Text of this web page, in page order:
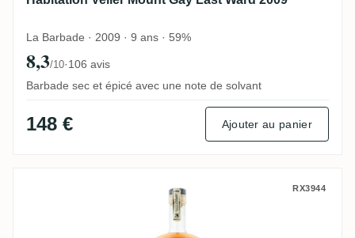
La Barbade · 2009 · 9 ans · 59%
8,3/10·106 avis
Barbade sec et épicé avec une note de solvant
148 € Ajouter au panier
Mount Gay Black Barrel Double Casks
RX3944